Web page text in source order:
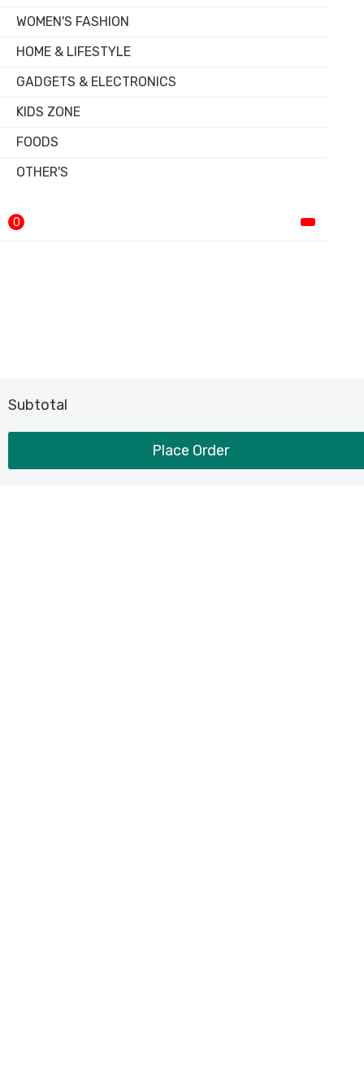
WOMEN'S FASHION
HOME & LIFESTYLE
GADGETS & ELECTRONICS
KIDS ZONE
FOODS
OTHER'S
0
Subtotal
Place Order